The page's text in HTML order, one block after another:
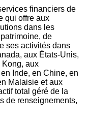
financiers de
qui offre aux
dans les
de
ses activités dans
, aux États-Unis,
Kong, aux
Inde, en Chine, en
Malaisie et aux
total géré de la
de renseignements,